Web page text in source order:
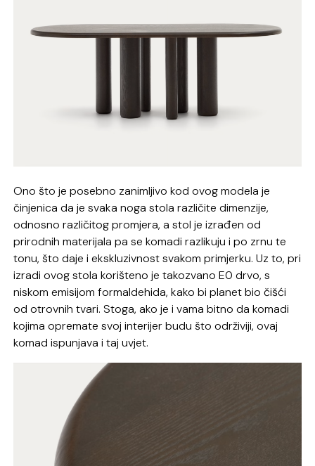
Ono što je posebno zanimljivo kod ovog modela je
činjenica da je svaka noga stola različite dimenzije,
odnosno različitog promjera, a stol je izrađen od
prirodnih materijala pa se komadi razlikuju i po zrnu te
tonu, što daje i ekskluzivnost svakom primjerku. Uz to, pri
izradi ovog stola korišteno je takozvano E0 drvo, s
niskom emisijom formaldehida, kako bi planet bio čišći
od otrovnih tvari. Stoga, ako je i vama bitno da komadi
kojima opremate svoj interijer budu što održiviji, ovaj
komad ispunjava i taj uvjet.